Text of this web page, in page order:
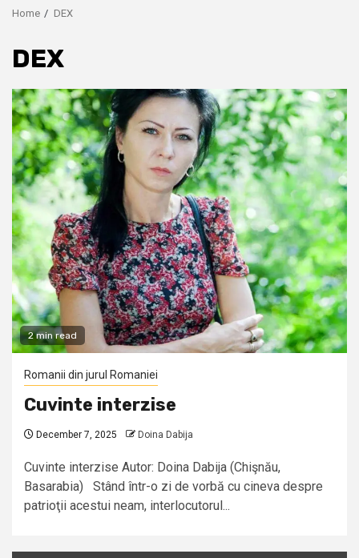
Home DEX
DEX
2 min read
Romanii din jurul Romaniei
Cuvinte interzise
December 7, 2025 Doina Dabija
Cuvinte interzise Autor: Doina Dabija (Chişnău,
Basarabia) Stând într-o zi de vorbă cu cineva despre
patrioţii acestui neam, interlocutorul...